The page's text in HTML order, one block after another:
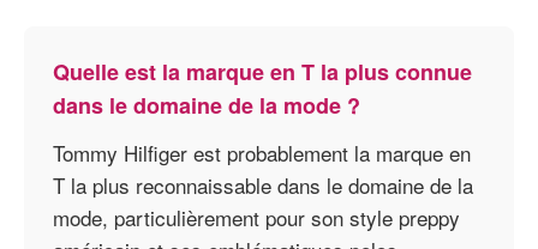
Quelle est la marque en T la plus connue
dans le domaine de la mode ?
Tommy Hilfiger est probablement la marque en
T la plus reconnaissable dans le domaine de la
mode, particulièrement pour son style preppy